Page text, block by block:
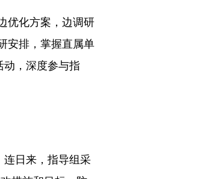
优化方案，边调研
安排，掌握直属单
，深度参与指
连日来，指导组采